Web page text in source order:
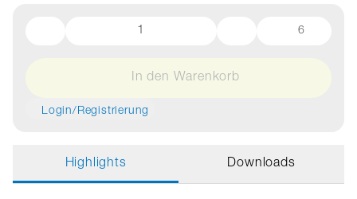
6
In den Warenkorb
Login/Registrierung
Highlights Downloads